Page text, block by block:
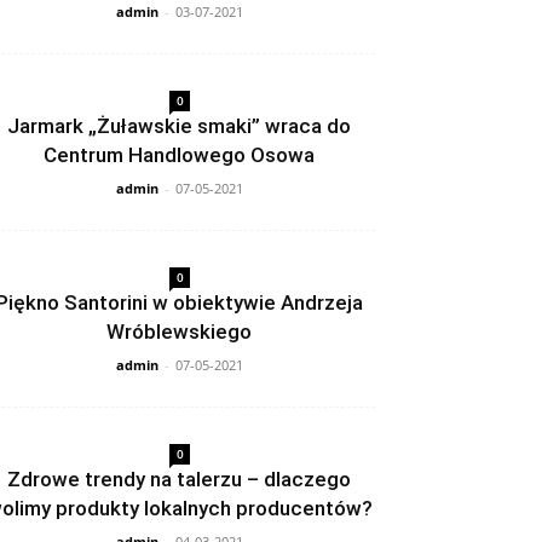
admin - 03-07-2021
0
Jarmark „Żuławskie smaki” wraca do
Centrum Handlowego Osowa
admin - 07-05-2021
0
Santorini w obiektywie Andrzeja
Wróblewskiego
admin - 07-05-2021
0
Zdrowe trendy na talerzu – dlaczego
produkty lokalnych producentów?